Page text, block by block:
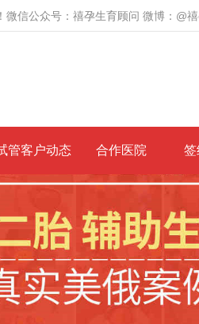
信公众号：禧孕生育顾问 微博：@
管客户动态 合作医院 签